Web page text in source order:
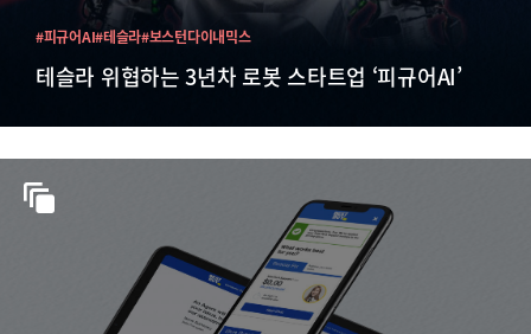
테슬라 위협하는 3년차 로봇 스타트업 ‘피규어AI’
#피규어AI#테슬라#보스턴다이내믹스